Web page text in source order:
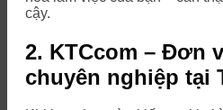
cậy.
2. KTCcom – Đơn
chuyên nghiệp tại